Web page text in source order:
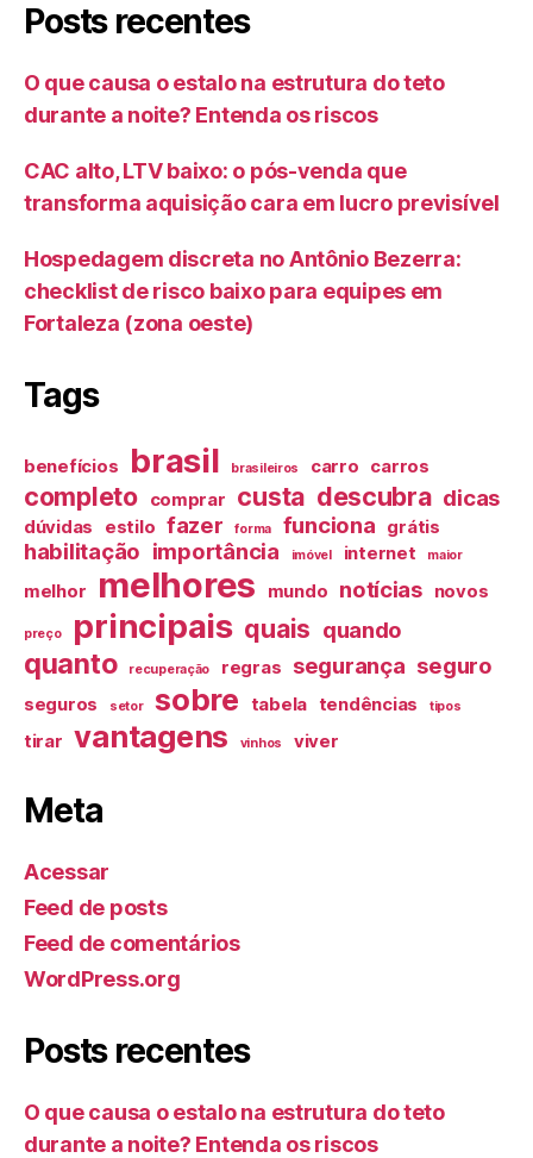
Posts recentes
O que causa o estalo na estrutura do teto
durante a noite? Entenda os riscos
CAC alto, LTV baixo: o pós-venda que
transforma aquisição cara em lucro previsível
Hospedagem discreta no Antônio Bezerra:
checklist de risco baixo para equipes em
Fortaleza (zona oeste)
Tags
benefícios brasil brasileiros carro carros
completo comprar custa descubra dicas
dúvidas estilo fazer forma funciona grátis
habilitação importância imóvel internet maior
melhor melhores mundo notícias novos
preço principais quais quando
quanto recuperação regras segurança seguro
seguros setor sobre tabela tendências tipos
tirar vantagens vinhos viver
Meta
Acessar
Feed de posts
Feed de comentários
WordPress.org
Posts recentes
O que causa o estalo na estrutura do teto
durante a noite? Entenda os riscos